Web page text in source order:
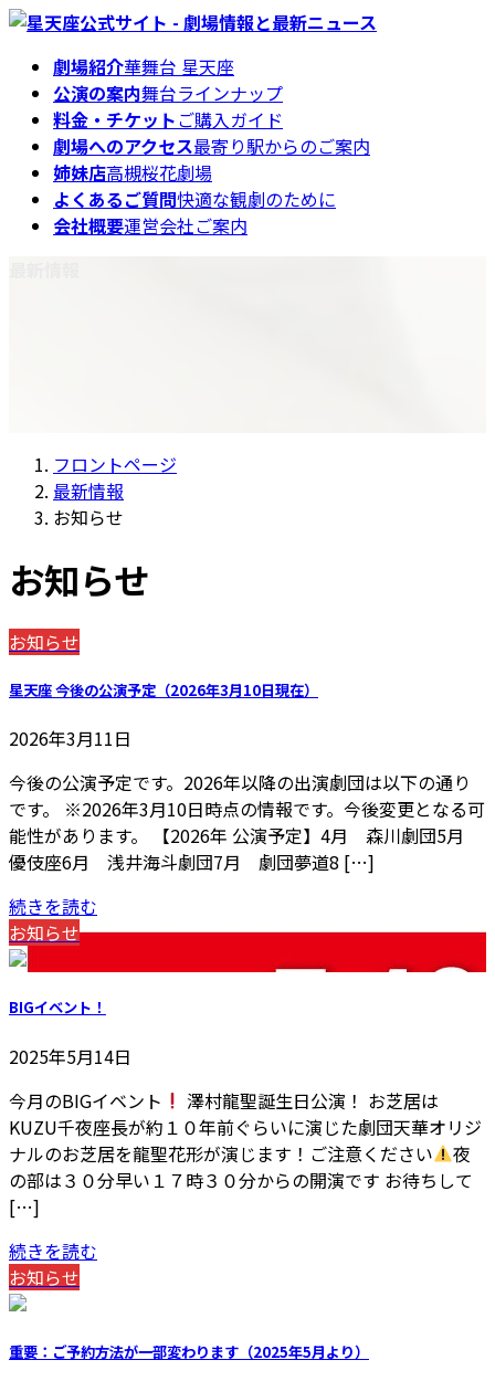
コ
ナ
劇場紹介華舞台 星天座
公演の案内舞台ラインナップ
料金・チケットご購入ガイド
劇場へのアクセス最寄り駅からのご案内
姉妹店高槻桜花劇場
よくあるご質問快適な観劇のために
会社概要運営会社ご案内
フロントページ
最新情報
お知らせ
お知らせ
お知らせ
星天座 今後の公演予定（2026年3月10日現在）
2026年3月11日
今後の公演予定です。2026年以降の出演劇団は以下の通り
です。 ※2026年3月10日時点の情報です。今後変更となる可
能性があります。 【2026年 公演予定】4月 森川劇団5月
優伎座6月 浅井海斗劇団7月 劇団夢道8 […]
続きを読む
お知らせ
BIGイベント！
2025年5月14日
今月のBIGイベント
澤村龍聖誕生日公演！ お芝居は
KUZU千夜座長が約１０年前ぐらいに演じた劇団天華オリジ
ナルのお芝居を龍聖花形が演じます！ご注意ください
夜
の部は３０分早い１７時３０分からの開演です お待ちして
[…]
続きを読む
お知らせ
重要：ご予約方法が一部変わります（2025年5月より）